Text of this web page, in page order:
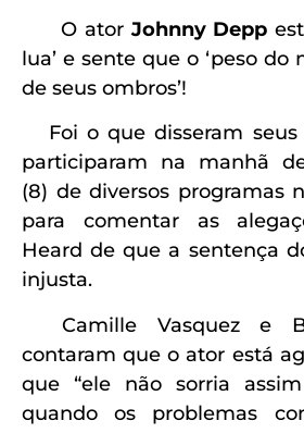
O atorJohnny Depp
lua’ e sente que o ‘peso do
de seus ombros’!
Foi o que disseram seus
participaram na manhã
(8) de diversos programas
para comentar as
Heard de que a sentença
injusta.
Camille Vasquez e
contaram que o ator está
que “ele não sorria
quando os problemas